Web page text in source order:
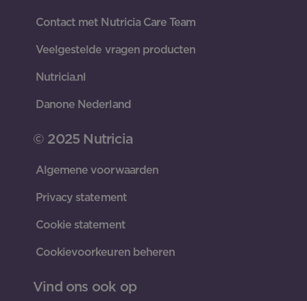
Contact met Nutricia Care Team
Veelgestelde vragen producten
Nutricia.nl
Danone Nederland
© 2025 Nutricia
Algemene voorwaarden
Privacy statement
Cookie statement
Cookievoorkeuren beheren
Vind ons ook op